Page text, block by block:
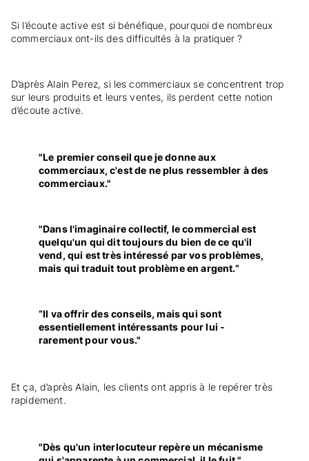
Si l’écoute active est si bénéfique, pourquoi de nombreux
commerciaux ont-ils des difficultés à la pratiquer ?
D’après Alain Perez, si les commerciaux se concentrent trop
sur leurs produits et leurs ventes, ils perdent cette notion
d’écoute active.
"Le premier conseil que je donne aux
commerciaux, c'est de ne plus ressembler à des
commerciaux."
"Dans l'imaginaire collectif, le commercial est
quelqu'un qui dit toujours du bien de ce qu'il
vend, qui est très intéressé par vos problèmes,
mais qui traduit tout problème en argent.”
“Il va offrir des conseils, mais qui sont
essentiellement intéressants pour lui -
rarement pour vous."
Et ça, d’après Alain, les clients ont appris à le repérer très
rapidement.
"Dès qu'un interlocuteur repère un mécanisme